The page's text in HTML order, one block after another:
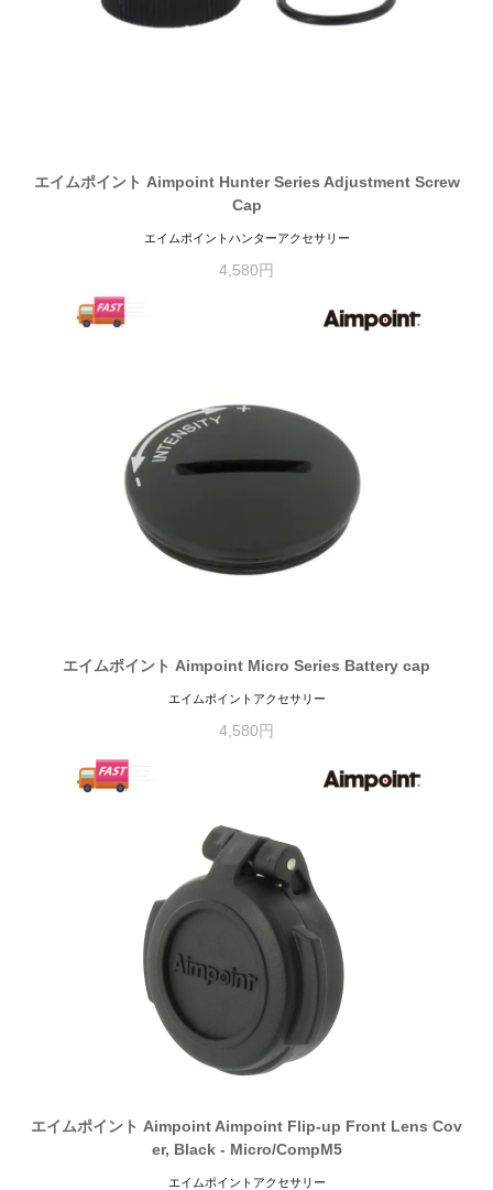
エイムポイント Aimpoint Hunter Series Adjustment Screw
Cap
エイムポイントハンターアクセサリー
4,580円
エイムポイント Aimpoint Micro Series Battery cap
エイムポイントアクセサリー
4,580円
エイムポイント Aimpoint Aimpoint Flip-up Front Lens Cov
er, Black - Micro/CompM5
エイムポイントアクセサリー